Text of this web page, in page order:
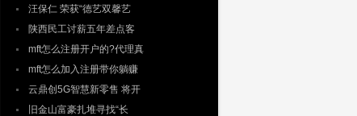
汪保仁 荣获“德艺双馨艺
陕西民工讨薪五年差点客
mft怎么注册开户的?代理真
mft怎么加入注册带你躺赚
云鼎创5G智慧新零售 将开
旧金山富豪扎堆寻找“长